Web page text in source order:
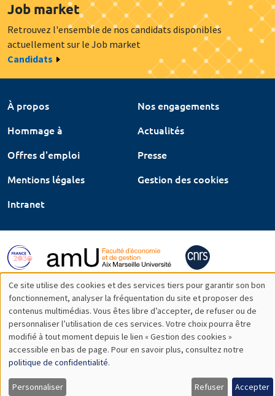
Job market
Retrouvez l'ensemble de nos candidats disponibles
actuellement sur le Job market
Candidats
À propos
Nos engagements
Hommage à
Actualités
Offres d'emploi
Presse
Mentions légales
Gestion des cookies
Intranet
Utilisation
des
données
personnelles
et
Ce site utilise des cookies et des services tiers pour garantir son bon
fonctionnement, analyser la fréquentation du site et proposer des
contenus multimédias. Vous êtes libre d’accepter, de refuser ou de
personnaliser l’utilisation de ces services. Votre choix pourra être
modifié à tout moment depuis le lien « Gestion des cookies »
accessible en bas de page. Pour en savoir plus, consultez notre
politique de confidentialité.
Personnaliser Refuser Accepter